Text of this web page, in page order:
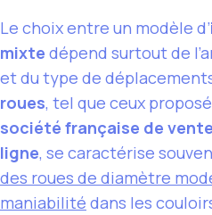
Le choix entre un modèle d’
mixte dépend surtout de
et du type de
roues, tel que ceux
société française de
ligne, se caractérise
des roues de diamètre
maniabilité dans les